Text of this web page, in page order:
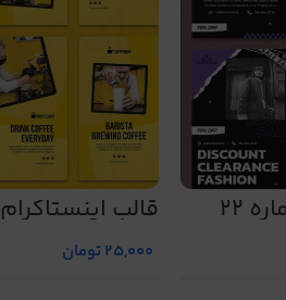
22 قالب
25,000تومان